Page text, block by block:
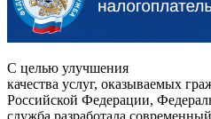
С целью улучшения
качества услуг, оказываемых
Российской Федерации,
служба разработала